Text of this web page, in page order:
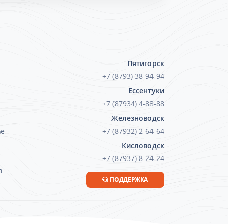
Пятигорск
+7 (8793) 38-94-94
Ессентуки
+7 (87934) 4-88-88
Железноводск
+7 (87932) 2-64-64
Кисловодск
+7 (87937) 8-24-24
ПОДДЕРЖКА